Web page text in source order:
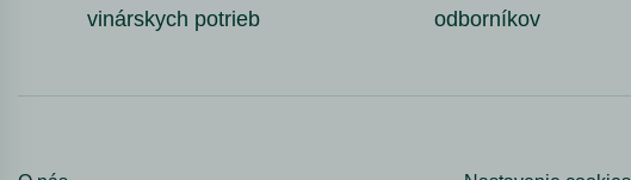
vinárskych potrieb
odborníkov